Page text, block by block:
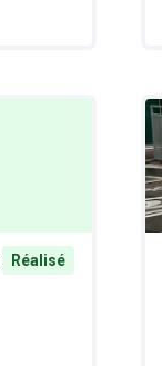
Réalisé